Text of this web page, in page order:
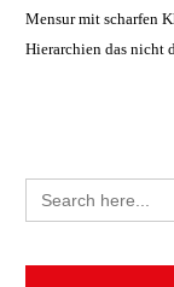
Mensur mit scharfen
Hierarchien das nicht
Search
for: